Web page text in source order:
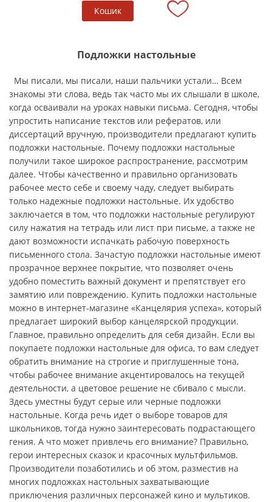
Подложки настольные
Мы писали, мы писали, наши пальчики устали… Всем
знакомы эти слова, ведь так часто мы их слышали в школе,
когда осваивали на уроках навыки письма. Сегодня, чтобы
упростить написание текстов или рефератов, или
диссертаций вручную, производители предлагают купить
подложки настольные. Почему подложки настольные
получили такое широкое распространение, рассмотрим
далее. Чтобы качественно и правильно организовать
рабочее место себе и своему чаду, следует выбирать
только надежные подложки настольные. Их удобство
заключается в том, что подложки настольные регулируют
силу нажатия на тетрадь или лист при письме, а также не
дают возможности испачкать рабочую поверхность
письменного стола. Зачастую подложки настольные имеют
прозрачное верхнее покрытие, что позволяет очень
удобно поместить важный документ и препятствует его
замятию или повреждению. Купить подложки настольные
можно в интернет-магазине «Канцелярия успеха», который
предлагает широкий выбор канцелярской продукции.
Главное, правильно определить для себя дизайн. Если вы
покупаете подложки настольные для офиса, то вам следует
обратить внимание на строгие и приглушенные тона,
чтобы рабочее внимание акцентировалось на текущей
деятельности, а цветовое решение не сбивало с мысли.
Здесь уместны будут серые или черные подложки
настольные. Когда речь идет о выборе товаров для
школьников, тогда нужно заинтересовать подрастающего
гения. А что может привлечь его внимание? Правильно,
герои интересных сказок и красочных мультфильмов.
Производители позаботились и об этом, разместив на
многих подложках настольных захватывающие
приключения различных персонажей кино и мультиков.